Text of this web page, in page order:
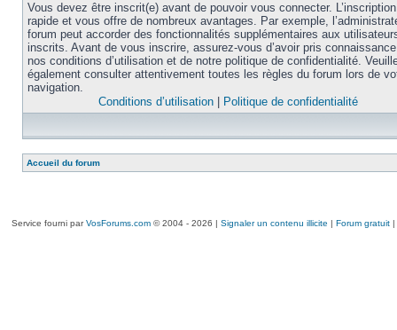
Vous devez être inscrit(e) avant de pouvoir vous connecter.
rapide et vous offre de nombreux avantages. Par exemple,
forum peut accorder des fonctionnalités supplémentaires aux
inscrits. Avant de vous inscrire, assurez-vous d’avoir pris
nos conditions d’utilisation et de notre politique de confidentialité.
également consulter attentivement toutes les règles du forum lors de
navigation.
Conditions d’utilisation
Politique de confidentialité
Accueil du forum
Service fourni parVosForums.com© 2004 - 2026 | Signaler un contenu illicite | Forum gratuit|